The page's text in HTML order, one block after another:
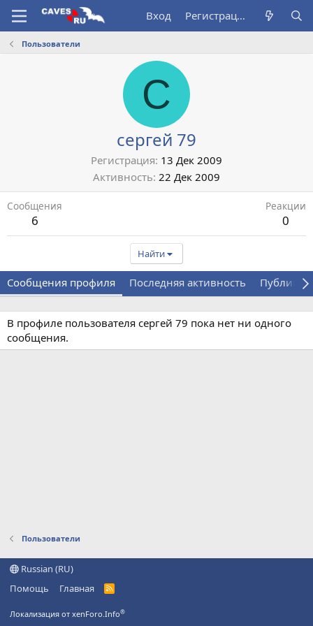
Вход Регистрация
Пользователи
С
сергей 79
Регистрация 13 Дек 2009
Активность 22 Дек 2009
Сообщения
6
Реакции
0
Найти
Сообщения профиля Последняя активность
В профиле пользователя сергей 79 пока нет ни одного
сообщения.
Пользователи
Russian (RU)
Помощь
Главная
R
Локализация от xenForo.Info®